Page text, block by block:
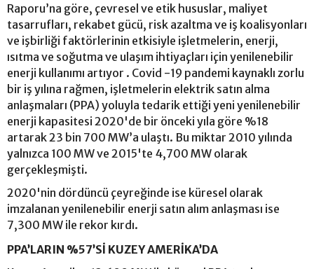
Raporu’na göre, çevresel ve etik hususlar, maliyet
tasarrufları, rekabet gücü, risk azaltma ve iş koalisyonları
ve işbirliği faktörlerinin etkisiyle işletmelerin, enerji,
ısıtma ve soğutma ve ulaşım ihtiyaçları için yenilenebilir
enerji kullanımı artıyor . Covid -19 pandemi kaynaklı zorlu
bir iş yılına rağmen, işletmelerin elektrik satın alma
anlaşmaları (PPA) yoluyla tedarik ettiği yeni yenilenebilir
enerji kapasitesi 2020'de bir önceki yıla göre %18
artarak 23 bin 700 MW’a ulaştı. Bu miktar 2010 yılında
yalnızca 100 MW ve 2015'te 4,700 MW olarak
gerçekleşmişti.
2020'nin dördüncü çeyreğinde ise küresel olarak
imzalanan yenilenebilir enerji satın alım anlaşması ise
7,300 MW ile rekor kırdı.
PPA’LARIN %57’Sİ KUZEY AMERİKA’DA